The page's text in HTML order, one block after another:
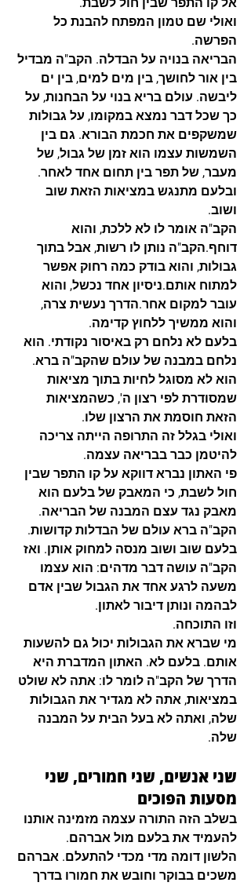
ואולי שם טמון המפתח להבנת כל
הפרשה.
הבריאה בנויה על הבדלה. הקב"ה מבדיל
בין אור לחושך, בין מים למים, בין ים
ליבשה. עולם בריא בנוי על הבחנות, על
כך שכל דבר נמצא במקומו, על גבולות
שמשקפים את חכמת הבורא. גם בין
השמשות עצמו הוא זמן של גבול, של
מעבר, של תפר בין תחום אחד לאחר.
ובלעם מתנגש במציאות הזאת שוב
ושוב.
הקב"ה אומר לו לא ללכת, והוא
דוחף.הקב"ה נותן לו רשות, אבל בתוך
גבולות, והוא בודק כמה רחוק אפשר
למתוח אותם.ניסיון אחד נכשל, והוא
עובר למקום אחר.הדרך נעשית צרה,
והוא ממשיך ללחוץ קדימה.
בלעם לא נלחם רק באיסור נקודתי. הוא
נלחם במבנה של עולם שהקב"ה ברא.
הוא לא מסוגל לחיות בתוך מציאות
שמסודרת לפי רצון ה', כשהמציאות
הזאת חוסמת את הרצון שלו.
ואולי בגלל זה התרופה הייתה צריכה
להיטמן כבר בבריאה עצמה.
פי האתון נברא דווקא על קו התפר שבין
חול לשבת, כי המאבק של בלעם הוא
מאבק נגד עצם המבנה של הבריאה.
הקב"ה ברא עולם של הבדלות קדושות.
בלעם שוב ושוב מנסה למחוק אותן. ואז
הקב"ה עושה דבר מדהים: הוא עצמו
משעה לרגע אחד את הגבול שבין אדם
לבהמה ונותן דיבור לאתון.
וזו התוכחה.
מי שברא את הגבולות יכול גם להשעות
אותם. בלעם לא. האתון המדברת היא
הדרך של הקב"ה לומר לו: אתה לא שולט
במציאות, אתה לא מגדיר את הגבולות
שלה, ואתה לא בעל הבית על המבנה
שלה.
שני אנשים, שני חמורים, שני
מסעות הפוכים
בשלב הזה התורה עצמה מזמינה אותנו
להעמיד את בלעם מול אברהם.
הלשון דומה מדי מכדי להתעלם. אברהם
משכים בבוקר וחובש את חמורו בדרך